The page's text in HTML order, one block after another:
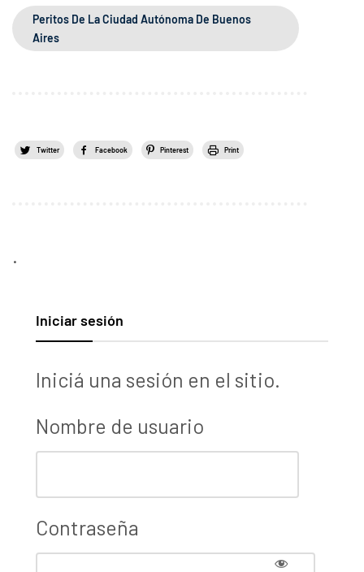
Peritos De La Ciudad Autónoma De Buenos
Aires
Twitter Facebook Pinterest Print
.
Iniciar sesión
Iniciá una sesión en el sitio.
Nombre de usuario
Contraseña